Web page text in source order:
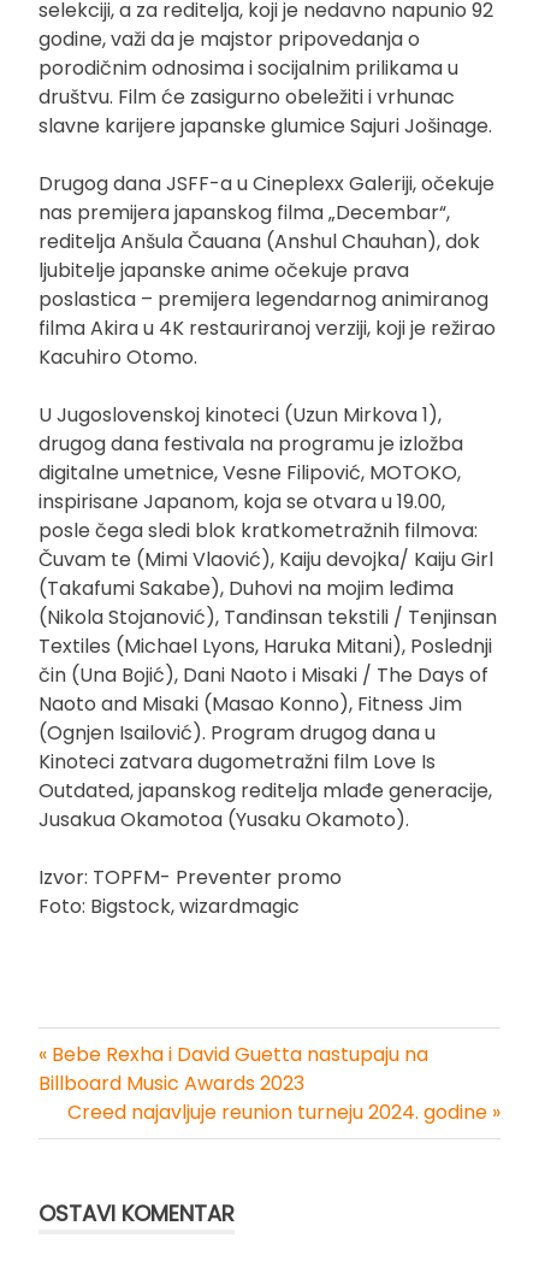
selekciji, a za reditelja, koji je nedavno napunio 92
godine, važi da je majstor pripovedanja o
porodičnim odnosima i socijalnim prilikama u
društvu. Film će zasigurno obeležiti i vrhunac
slavne karijere japanske glumice Sajuri Jošinage.
Drugog dana JSFF-a u Cineplexx Galeriji, očekuje
nas premijera japanskog filma „Decembar“,
reditelja Anšula Čauana (Anshul Chauhan), dok
ljubitelje japanske anime očekuje prava
poslastica – premijera legendarnog animiranog
filma Akira u 4K restauriranoj verziji, koji je režirao
Kacuhiro Otomo.
U Jugoslovenskoj kinoteci (Uzun Mirkova 1),
drugog dana festivala na programu je izložba
digitalne umetnice, Vesne Filipović, MOTOKO,
inspirisane Japanom, koja se otvara u 19.00,
posle čega sledi blok kratkometražnih filmova:
Čuvam te (Mimi Vlaović), Kaiju devojka/ Kaiju Girl
(Takafumi Sakabe), Duhovi na mojim leđima
(Nikola Stojanović), Tanđinsan tekstili / Tenjinsan
Textiles (Michael Lyons, Haruka Mitani), Poslednji
čin (Una Bojić), Dani Naoto i Misaki / The Days of
Naoto and Misaki (Masao Konno), Fitness Jim
(Ognjen Isailović). Program drugog dana u
Kinoteci zatvara dugometražni film Love Is
Outdated, japanskog reditelja mlađe generacije,
Jusakua Okamotoa (Yusaku Okamoto).
Izvor: TOPFM- Preventer promo
Foto: Bigstock, wizardmagic
Kretanje
članka
« Bebe Rexha i David Guetta nastupaju na
Billboard Music Awards 2023
Creed najavljuje reunion turneju 2024. godine »
OSTAVI KOMENTAR